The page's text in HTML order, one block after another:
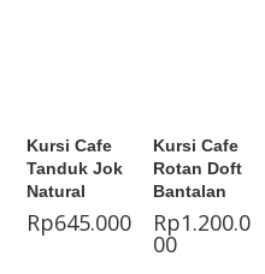
Kursi Cafe
Tanduk Jok
Natural
Rp645.000
Kursi Cafe
Rotan Doft
Bantalan
Rp1.200.0
00